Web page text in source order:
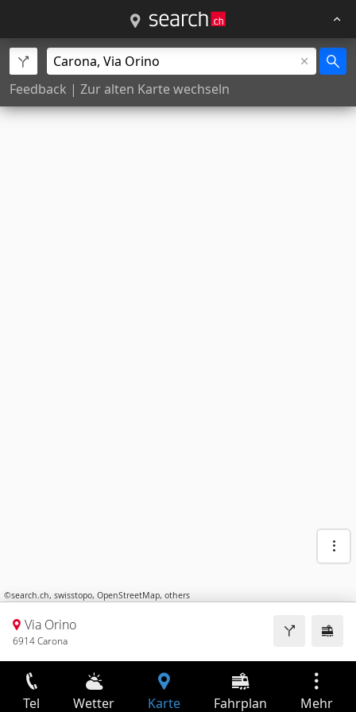
Feedback | Zur alten Karte wechseln
©search.ch, swisstopo, OpenStreetMap, others
Via Orino
6914 Carona
Tel Wetter Karte Fahrplan Mehr